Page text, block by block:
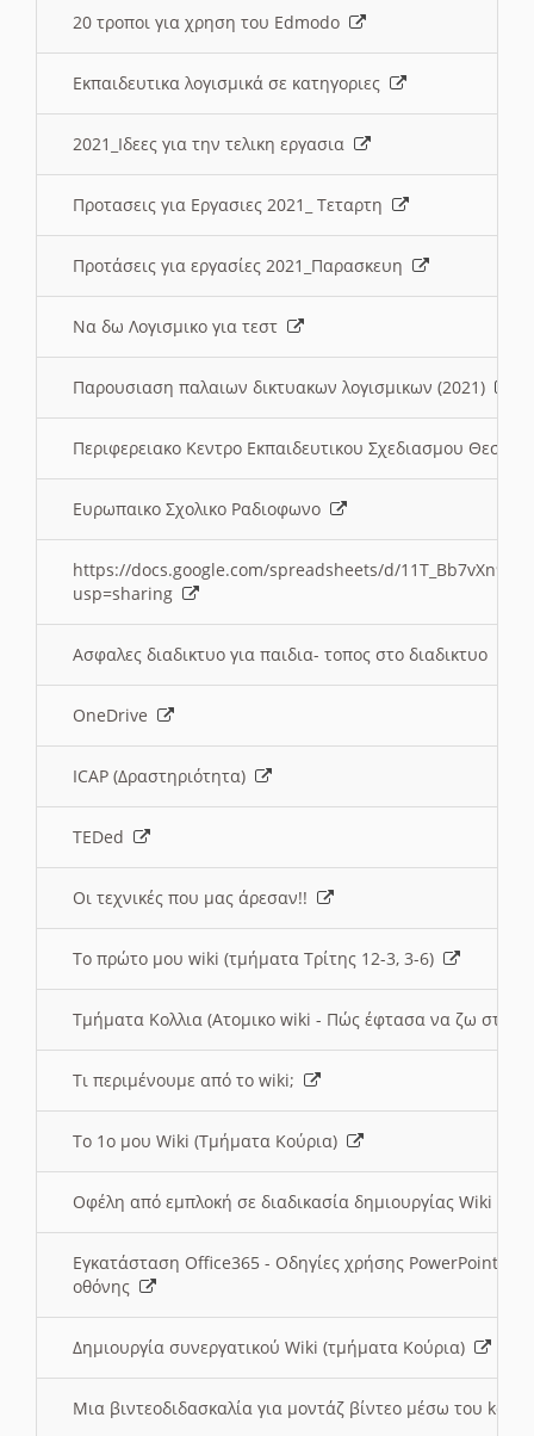
20 τροποι για χρηση του Edmodo
Εκπαιδευτικα λογισμικά σε κατηγοριες
2021_Ιδεες για την τελικη εργασια
Προτασεις για Εργασιες 2021_ Τεταρτη
Προτάσεις για εργασίες 2021_Παρασκευη
Να δω Λογισμικο για τεστ
Παρουσιαση παλαιων δικτυακων λογισμικων (2021)
Περιφερειακο Κεντρο Εκπαιδευτικου Σχεδιασμου
Ευρωπαικο Σχολικο Ραδιοφωνο
https://docs.google.com/spreadsheets/d/
usp=sharing
Ασφαλες διαδικτυο για παιδια- τοπος στο διαδικτυο
OneDrive
ICAP (Δραστηριότητα)
TEDed
Οι τεχνικές που μας άρεσαν!!
Το πρώτο μου wiki (τμήματα Τρίτης 12-3, 3-6)
Τμήματα Κολλια (Ατομικο wiki - Πώς έφτασα να ζω στην
Τι περιμένουμε από το wiki;
Το 1ο μου Wiki (Τμήματα Κούρια)
Οφέλη από εμπλοκή σε διαδικασία δημιουργίας Wiki
Εγκατάσταση Office365 - Οδηγίες χρήσης PowerPoint
οθόνης
Δημιουργία συνεργατικού Wiki (τμήματα Κούρια)
Μια βιντεοδιδασκαλία για μοντάζ βίντεο μέσω του